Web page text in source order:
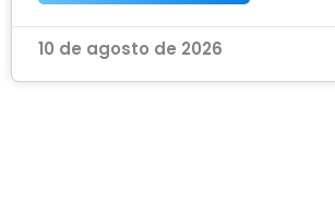
10 de agosto de 2026